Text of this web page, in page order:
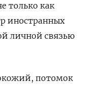
только как
иностранных
личной связью
потомок